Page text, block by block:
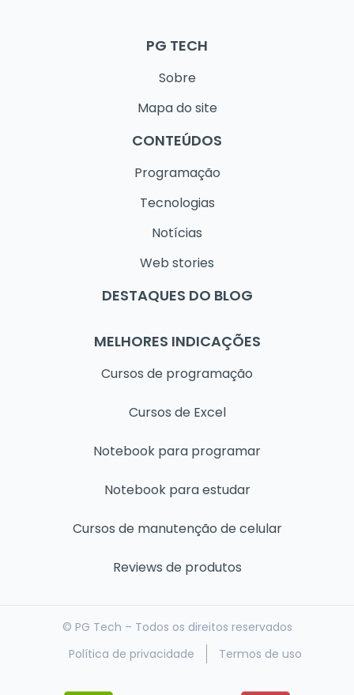
PG TECH
Sobre
Mapa do site
CONTEÚDOS
Programação
Tecnologias
Notícias
Web stories
DESTAQUES DO BLOG
MELHORES INDICAÇÕES
Cursos de programação
Cursos de Excel
Notebook para programar
Notebook para estudar
Cursos de manutenção de celular
Reviews de produtos
© PG Tech – Todos os direitos reservados
Política de privacidade
Termos de uso